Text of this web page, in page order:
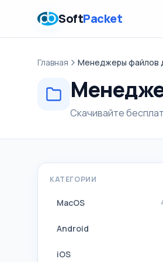
SoftPacket
Главная Менеджеры файлов
Скачивайте
КАТЕГОРИИ
MacOS
Android
iOS